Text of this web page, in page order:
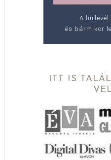
A hírlevél
és bármikor
ITT IS